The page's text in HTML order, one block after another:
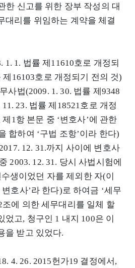
한 신고를 위한 장부 작성의 대
대리를 위임하는 계약을 체결
1. 1. 법률 제11610호로 개정되
제16103호로 개정되기 전의 것)
사법(2009. 1. 30. 법률 제9348
23. 법률 제18521호로 개정
1항 본문 중 ‘변호사’에 관한
합하여 ‘구법 조항’이라 한다)
12. 31.까지 사이에 변호사
2003. 12. 31. 당시 사법시험에
생이었던 자를 제외한 자(이
호사’라 한다)로 하여금 ‘세무
에 의한 세무대리를 일체 할
었고, 청구인 1 내지 100은 이
을 받고 있었다.
4. 26. 2015헌가19 결정에서,